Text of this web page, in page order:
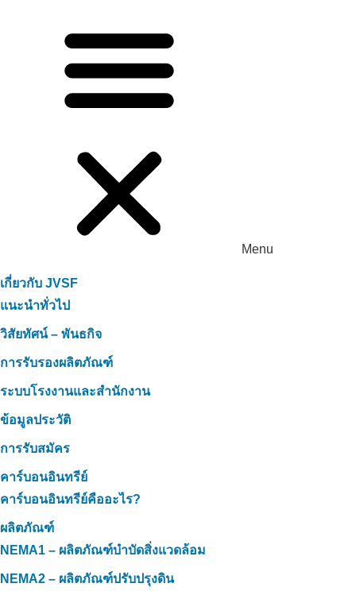
Menu
เกี่ยวกับ JVSF
แนะนำทั่วไป
วิสัยทัศน์ – พันธกิจ
การรับรองผลิตภัณฑ์
ระบบโรงงานและสำนักงาน
ข้อมูลประวัติ
การรับสมัคร
คาร์บอนอินทรีย์
คาร์บอนอินทรีย์คืออะไร?
ผลิตภัณฑ์
NEMA1 – ผลิตภัณฑ์บำบัดสิ่งแวดล้อม
NEMA2 – ผลิตภัณฑ์ปรับปรุงดิน